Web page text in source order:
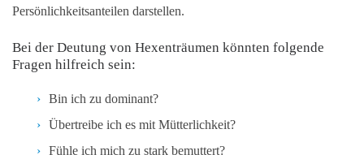
Persönlichkeitsanteilen darstellen.
Bei der Deutung von Hexenträumen könnten folgende
Fragen hilfreich sein:
Bin ich zu dominant?
Übertreibe ich es mit Mütterlichkeit?
Fühle ich mich zu stark bemuttert?